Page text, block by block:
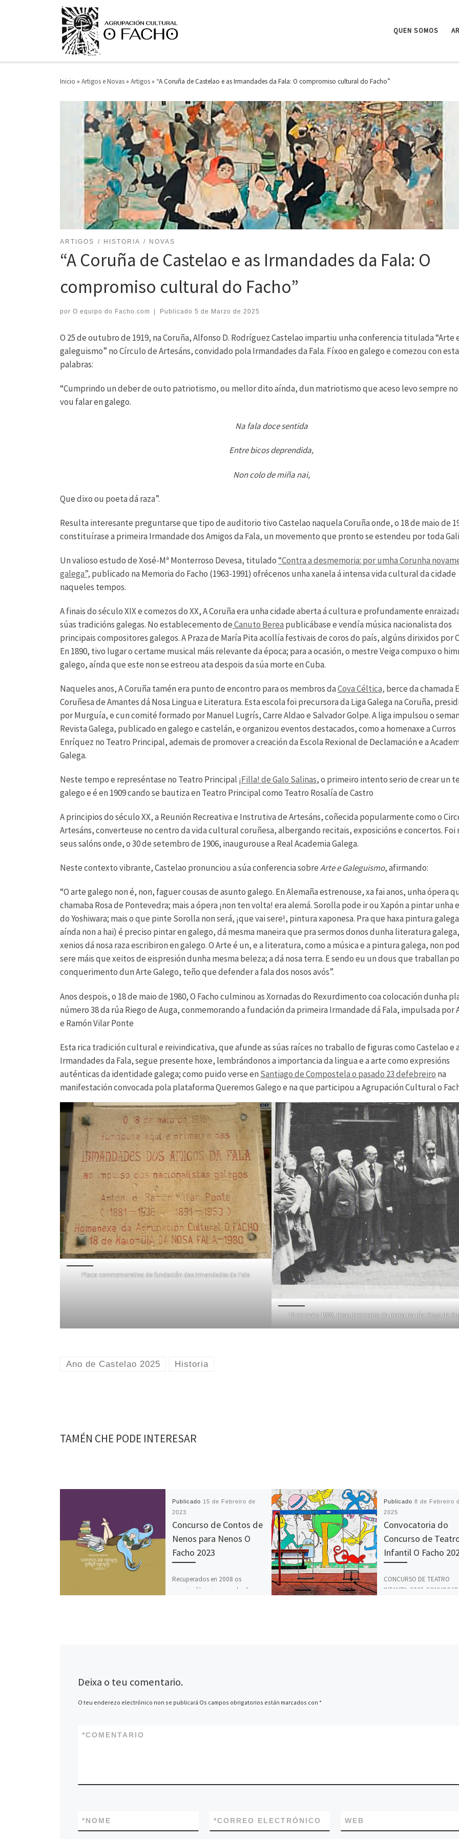
Saltar ao contido
QUEN SOMOS
Inicio » Artigos e Novas » Artigos » “A Coruña de Castelao e as Irmandades da Fala: O compromiso cultural do Facho”
ARTIGOS HISTORIA NOVAS
“A Coruña de Castelao e as Irmandades da Fala: O
compromiso cultural do Facho”
por O equipo do Facho.com | Publicado 5 de Marzo de 2025
O 25 de outubro de 1919, na Coruña, Alfonso D. Rodríguez Castelao impartiu unha conferencia titulada “Arte
galeguismo” no Círculo de Artesáns, convidado pola Irmandades da Fala. Fíxoo en galego e comezou con
palabras:
“Cumprindo un deber de outo patriotismo, ou mellor dito aínda, dun matriotismo que aceso levo sempre
vou falar en galego.
Na fala doce sentida
Entre bicos deprendida,
Non colo de miña nai,
Que dixo ou poeta dá raza”.
Resulta interesante preguntarse que tipo de auditorio tivo Castelao naquela Coruña onde, o 18 de maio de
constituírase a primeira Irmandade dos Amigos da Fala, un movemento que pronto se estendeu por toda
Un valioso estudo de Xosé-Mª Monterroso Devesa, titulado“Contra a desmemoria: por umha Corunha
galega”, publicado na Memoria do Facho (1963-1991) ofrécenos unha xanela á intensa vida cultural da cidade
naqueles tempos.
A finais do século XIX e comezos do XX, A Coruña era unha cidade aberta á cultura e profundamente
súas tradicións galegas. No establecemento deCanuto Berea publicábase e vendía música nacionalista dos
principais compositores galegos. A Praza de María Pita acollía festivais de coros do país, algúns dirixidos por
En 1890, tivo lugar o certame musical máis relevante da época; para a ocasión, o mestre Veiga compuxo o
galego, aínda que este non se estreou ata despois da súa morte en Cuba.
Naqueles anos, A Coruña tamén era punto de encontro para os membros daCova Céltica, berce da chamada
Coruñesa de Amantes dá Nosa Lingua e Literatura. Esta escola foi precursora da Liga Galega na Coruña,
por Murguía, e cun comité formado por Manuel Lugrís, Carre Aldao e Salvador Golpe. A liga impulsou o
Revista Galega, publicado en galego e castelán, e organizou eventos destacados, como a homenaxe a Curros
Enríquez no Teatro Principal, ademais de promover a creación da Escola Rexional de Declamación e a
Galega.
Neste tempo e represéntase no Teatro Principal ¡Filla! de Galo Salinas, o primeiro intento serio de crear un
galego e é en 1909 cando se bautiza en Teatro Principal como Teatro Rosalía de Castro
A principios do século XX, a Reunión Recreativa e Instrutiva de Artesáns, coñecida popularmente como o
Artesáns, converteuse no centro da vida cultural coruñesa, albergando recitais, exposicións e concertos. Foi
seus salóns onde, o 30 de setembro de 1906, inaugurouse a Real Academia Galega.
Neste contexto vibrante, Castelao pronunciou a súa conferencia sobreArte e Galeguismo, afirmando:
“O arte galego non é, non, faguer cousas de asunto galego. En Alemaña estrenouse, xa fai anos, unha ópera
chamaba Rosa de Pontevedra; mais a ópera ¡non ten volta! era alemá. Sorolla pode ir ou Xapón a pintar unha
do Yoshiwara; mais o que pinte Sorolla non será, ¡que vai sere!, pintura xaponesa. Pra que haxa pintura
aínda non a hai) é preciso pintar en galego, dá mesma maneira que pra sermos donos dunha literatura galega,
xenios dá nosa raza escribiron en galego. O Arte é un, e a literatura, como a música e a pintura galega, non
sere máis que xeitos de eispresión dunha mesma beleza; a dá nosa terra. E sendo eu un dous que traballan
conquerimento dun Arte Galego, teño que defender a fala dos nosos avós”.
Anos despois, o 18 de maio de 1980, O Facho culminou as Xornadas do Rexurdimento coa colocación dunha
número 38 da rúa Riego de Auga, conmemorando a fundación da primeira Irmandade dá Fala, impulsada por
e Ramón Vilar Ponte
Esta rica tradición cultural e reivindicativa, que afunde as súas raíces no traballo de figuras como Castelao e
Irmandades da Fala, segue presente hoxe, lembrándonos a importancia da lingua e a arte como expresións
auténticas da identidade galega; como puido verse enSantiago de Compostela o pasado 23 defebreiro na
manifestación convocada pola plataforma Queremos Galego e na que participou a Agrupación Cultural o
Placa conmemorativa da fundación das Irmandades da Fala
18 de maio 1980, descubremento da placa na rúa Rego da
Ano de Castelao 2025 Historia
TAMÉN CHE PODE INTERESAR
Publicado 15 de Febreiro de
2023
Concurso de Contos de
Nenos para Nenos O
Facho 2023
Recuperados en 2008 os
premios literarios que desde os
Publicado 8 de Febreiro
2025
Convocatoria do
Concurso de
Infantil O Facho
CONCURSO DE TEATRO
INFANTIL 2025
Deixa o teu comentario.
O teu enderezo electrónico non se publicará Os campos obrigatorios están marcados con*
COMENTARIO
*
NOME
* CORREO ELECTRÓNICO
* WEB